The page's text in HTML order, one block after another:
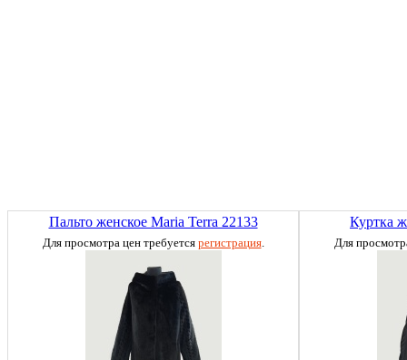
Пальто женское Maria Terra 22133
Для просмотра цен требуется регистрация.
Куртка
Для